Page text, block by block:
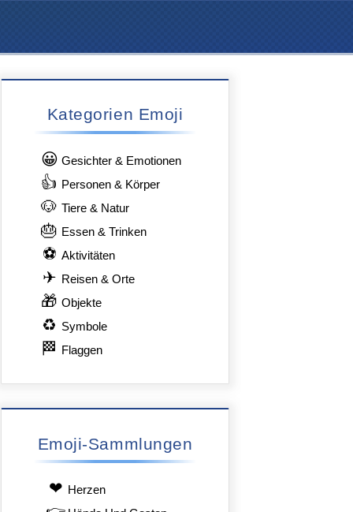
Kategorien Emoji
😀 Gesichter & Emotionen
👍 Personen & Körper
🐶 Tiere & Natur
🎂 Essen & Trinken
⚽ Aktivitäten
✈ Reisen & Orte
🎁 Objekte
♻ Symbole
🏁 Flaggen
Emoji-Sammlungen
❤ Herzen